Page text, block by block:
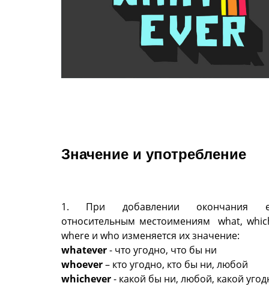
Значение и употребление
1. При добавлении окончания
относительным местоимениям what,
where и who изменяется их значение:
whatever- что угодно, что бы ни
whoever– кто угодно, кто бы ни, любой
whichever- какой бы ни, любой, какой